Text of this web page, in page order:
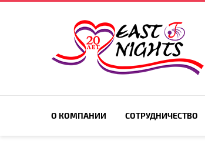
О КОМПАНИИ СОТРУДНИЧЕСТВО
ПОИСК ПО САЙТУ